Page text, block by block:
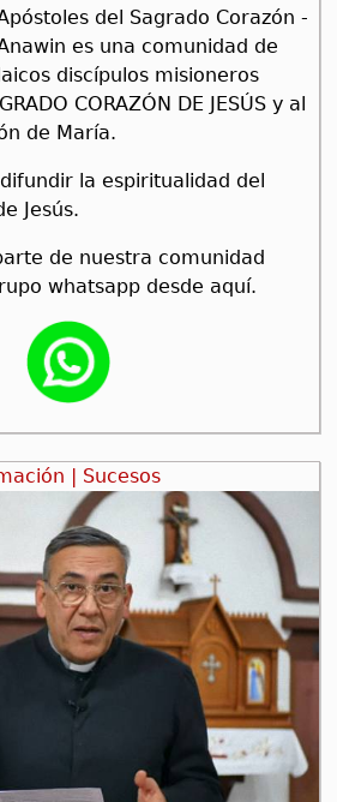
del Sagrado Corazón -
es una comunidad de
discípulos misioneros
CORAZÓN DE JESÚS y al
de María.
la espiritualidad del
Jesús.
de nuestra comunidad
whatsapp desde aquí.
| Sucesos